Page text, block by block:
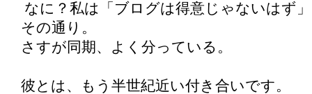
なに？私は「ブログは得意じゃないはず
その通り。
さすが同期、よく分っている。
彼とは、もう半世紀近い付き合いです。